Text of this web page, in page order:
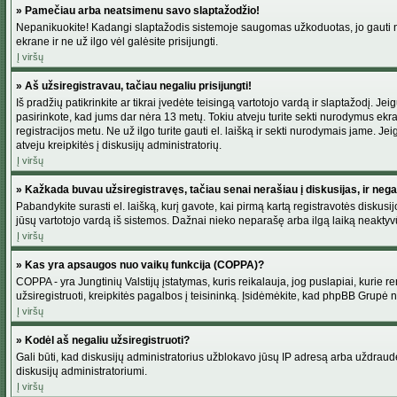
» Pamečiau arba neatsimenu savo slaptažodžio!
Nepanikuokite! Kadangi slaptažodis sistemoje saugomas užkoduotas, jo
ekrane ir ne už ilgo vėl galėsite prisijungti.
Į viršų
» Aš užsiregistravau, tačiau negaliu prisijungti!
Iš pradžių patikrinkite ar tikrai įvedėte teisingą vartotojo vardą ir slaptažodį.
pasirinkote, kad jums dar nėra 13 metų. Tokiu atveju turite sekti nurodymus
registracijos metu. Ne už ilgo turite gauti el. laišką ir sekti nurodymais jame.
atveju kreipkitės į diskusijų administratorių.
Į viršų
» Kažkada buvau užsiregistravęs, tačiau senai nerašiau į diskusijas, ir
Pabandykite surasti el. laišką, kurį gavote, kai pirmą kartą registravotės
jūsų vartotojo vardą iš sistemos. Dažnai nieko neparašę arba ilgą laiką
Į viršų
» Kas yra apsaugos nuo vaikų funkcija (COPPA)?
COPPA - yra Jungtinių Valstijų įstatymas, kuris reikalauja, jog puslapiai, kurie
užsiregistruoti, kreipkitės pagalbos į teisininką. Įsidėmėkite, kad phpBB
Į viršų
» Kodėl aš negaliu užsiregistruoti?
Gali būti, kad diskusijų administratorius užblokavo jūsų IP adresą arba
diskusijų administratoriumi.
Į viršų